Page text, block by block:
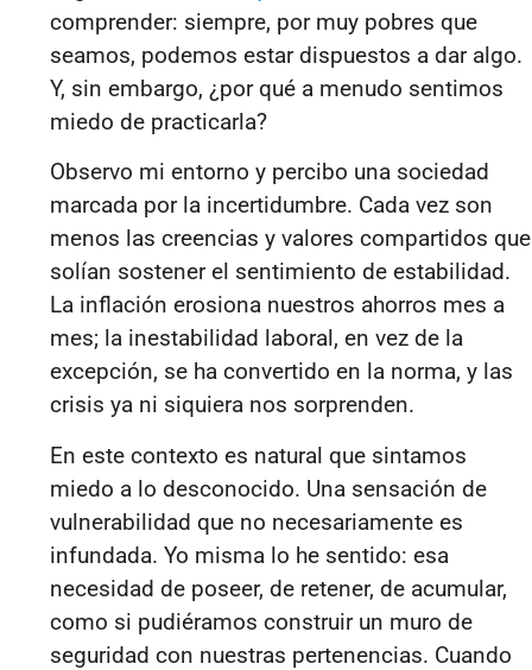
comprender: siempre, por muy pobres que
seamos, podemos estar dispuestos a dar algo.
Y, sin embargo, ¿por qué a menudo sentimos
miedo de practicarla?
Observo mi entorno y percibo una sociedad
marcada por la incertidumbre. Cada vez son
menos las creencias y valores compartidos que
solían sostener el sentimiento de estabilidad.
La inflación erosiona nuestros ahorros mes a
mes; la inestabilidad laboral, en vez de la
excepción, se ha convertido en la norma, y las
crisis ya ni siquiera nos sorprenden.
En este contexto es natural que sintamos
miedo a lo desconocido. Una sensación de
vulnerabilidad que no necesariamente es
infundada. Yo misma lo he sentido: esa
necesidad de poseer, de retener, de acumular,
como si pudiéramos construir un muro de
seguridad con nuestras pertenencias. Cuando